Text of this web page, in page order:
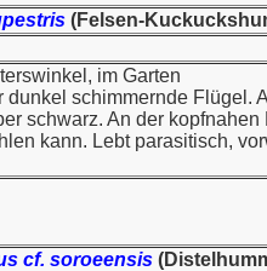
(Felsen-
im Garten
dunkel schimmernde Flügel.
schwarz. An der
kann. Lebt parasitisch,
cf. soroeensis